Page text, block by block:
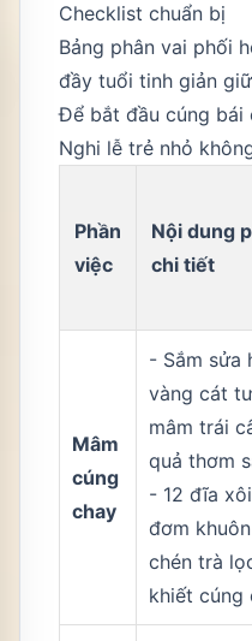
Checklist chuẩn bị
Bảng phân vai phối
đầy tuổi tinh giản
Để bắt đầu cúng bái
Nghi lễ trẻ nhỏ
Phần
việc
Nội dung
chi tiết
Mâm
cúng
chay
- Sắm sửa
vàng cát
mâm trái
quả thơm
- 12 đĩa
đơm
chén trà
khiết cúng